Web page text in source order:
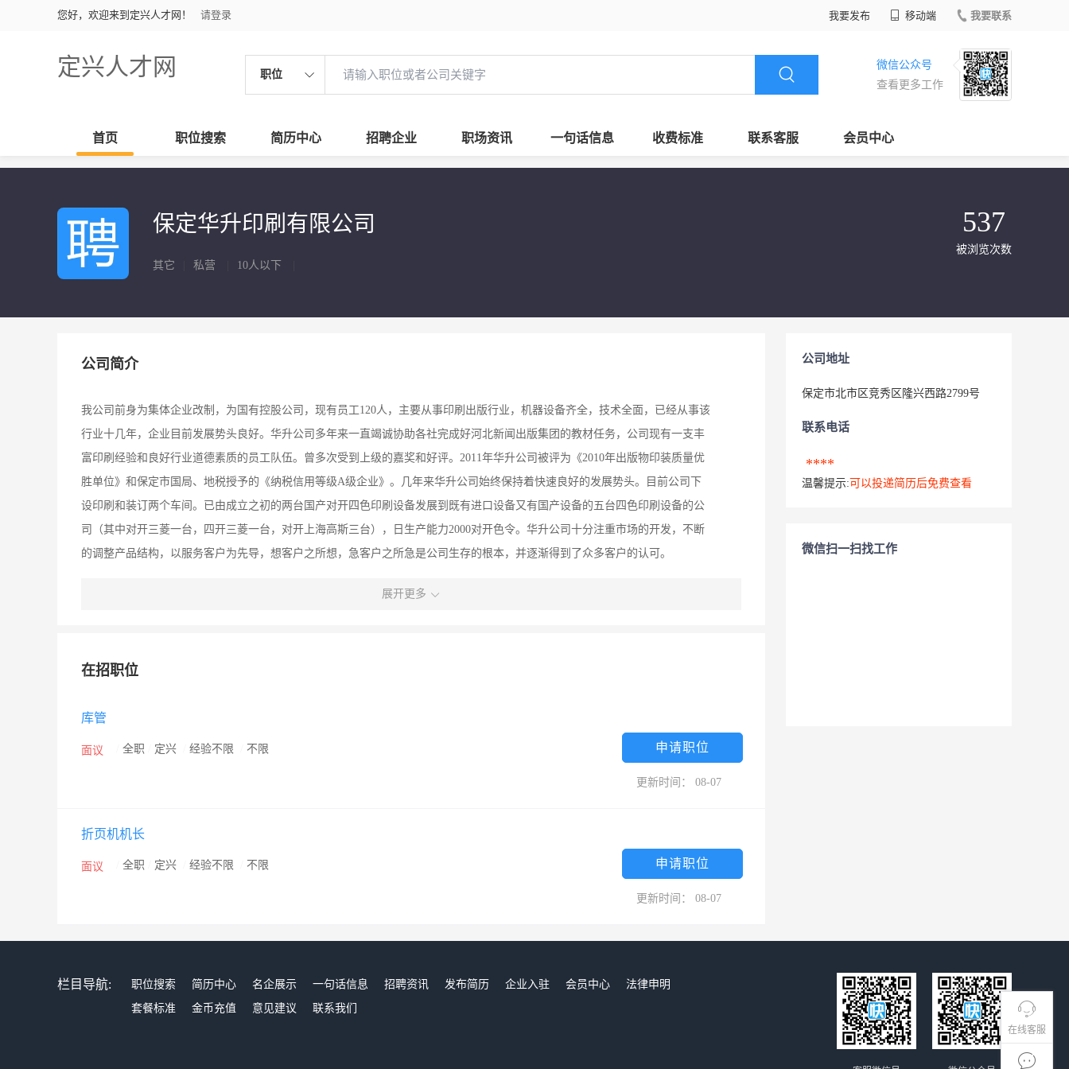
您好，欢迎来到定兴人才网！ 请登录 我要发布 移动端 我要联系
定兴人才网 职位
微信公众号
查看更多工作
首页 职位搜索 简历中心 招聘企业 职场资讯 一句话信息 收费标准 联系客服 会员中心
在线客服
保定华升印刷有限公司
其它 私营 10人以下
537
被浏览次数
公司简介
我公司前身为集体企业改制，为国有控股公司，现有员工120人，主要从事印刷出版行业，机器设备齐全，技术全面，已经从事该
行业十几年，企业目前发展势头良好。华升公司多年来一直竭诚协助各社完成好河北新闻出版集团的教材任务，公司现有一支丰
富印刷经验和良好行业道德素质的员工队伍。曾多次受到上级的嘉奖和好评。2011年华升公司被评为《2010年出版物印装质量优
胜单位》和保定市国局、地税授予的《纳税信用等级A级企业》。几年来华升公司始终保持着快速良好的发展势头。目前公司下
设印刷和装订两个车间。已由成立之初的两台国产对开四色印刷设备发展到既有进口设备又有国产设备的五台四色印刷设备的公
司（其中对开三菱一台，四开三菱一台，对开上海高斯三台），日生产能力2000对开色令。华升公司十分注重市场的开发，不断
的调整产品结构，以服务客户为先导，想客户之所想，急客户之所急是公司生存的根本，并逐渐得到了众多客户的认可。
展开更多
在招职位
库管
面议 全职 定兴 经验不限 不限 申请职位
更新时间： 08-07
折页机机长
面议 全职 定兴 经验不限 不限 申请职位
更新时间： 08-07
公司地址
保定市北市区竞秀区隆兴西路2799号
联系电话
****
温馨提示: 可以投递简历后免费查看
微信扫一扫找工作
栏目导航: 职位搜索 简历中心 名企展示 一句话信息 招聘资讯 发布简历 企业入驻 会员中心
法律申明
套餐标准
金币充值 意见建议 联系我们